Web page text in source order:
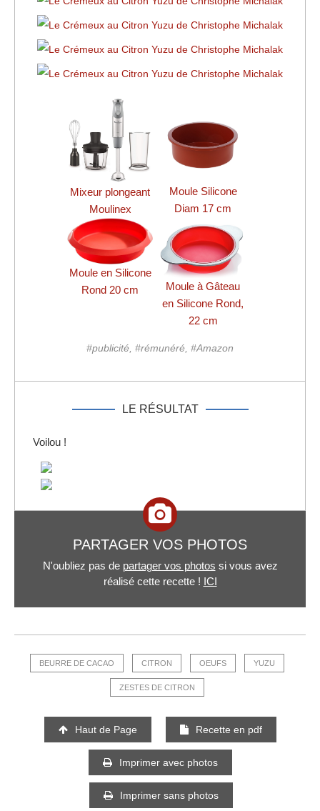
Mixeur plongeant
Moulinex
Moule Silicone
Diam 17 cm
Moule en Silicone
Rond 20 cm
Moule à Gâteau
en Silicone Rond,
22 cm
#publicité, #rémunéré, #Amazon
LE RÉSULTAT
Voilou !
PARTAGER VOS PHOTOS
N'oubliez pas de partager vos photos si vous avez
réalisé cette recette ! ICI
BEURRE DE CACAO CITRON OEUFS YUZU
ZESTES DE CITRON
Haut de Page Recette en pdf
Imprimer avec photos
Imprimer sans photos